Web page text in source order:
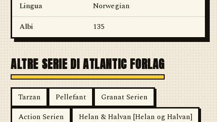
Lingua
Norwegian
Albi
135
ALTRE SERIE DI ATLANTIC FORLAG
Tarzan Pellefant
Granat Serien
Action Serien
Helan & Halvan [Helan og Halvan]